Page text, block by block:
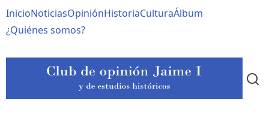
al
contenido
Navegación
principal
InicioNoticiasOpiniónHistoriaCulturaÁlbum
¿Quiénes somos?